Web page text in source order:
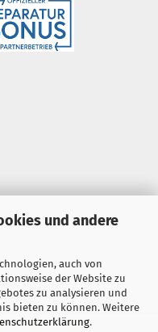
und andere
auch von
der Website zu
zu analysieren und
bieten zu können. Weitere
.